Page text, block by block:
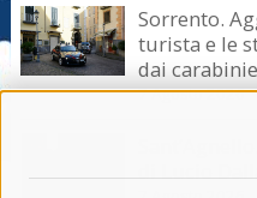
Sorrento.
turista e le
dai
7 Agosto 2026